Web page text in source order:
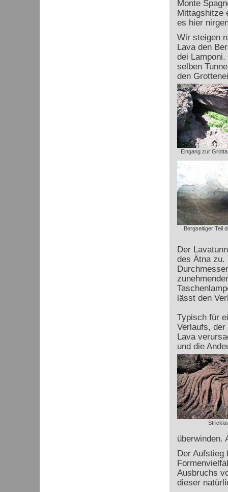
Monte
Mittagshitze
es hier
Wir steigen
Lava den
dei
selben
den
Eingang zur
Bergseitiger Teil
Der
des Ätna zu.
lässt den
Typisch für
Verlaufs,
Lava
und die
überwinden.
Der Aufstieg
Ausbruchs
dieser